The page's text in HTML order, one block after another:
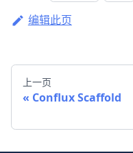
编辑此页
上一页
Conflux Scaffold